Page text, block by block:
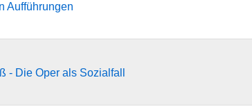
Aufführungen
- Die Oper als Sozialfall